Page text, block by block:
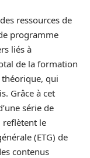
ressources de
programme
liés à
de la formation
qui
Grâce à cet
série de
reflètent le
(ETG) de
contenus